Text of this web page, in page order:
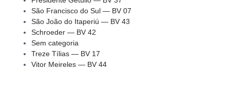
São Francisco do Sul — BV 07
São João do Itaperiú — BV 43
Schroeder — BV 42
Sem categoria
Treze Tílias — BV 17
Vitor Meireles — BV 44